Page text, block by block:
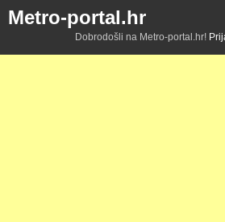
Metro-portal.hr
Dobrodošli na Metro-portal.hr!